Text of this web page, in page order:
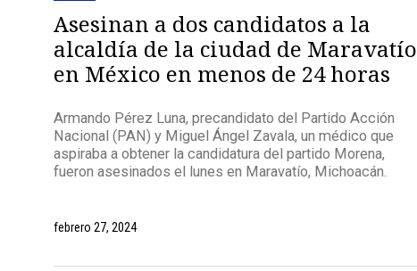
Asesinan a dos candidatos a la
alcaldía de la ciudad de Maravatío
en México en menos de 24 horas
Armando Pérez Luna, precandidato del Partido Acción
Nacional (PAN) y Miguel Ángel Zavala, un médico que
aspiraba a obtener la candidatura del partido Morena,
fueron asesinados el lunes en Maravatío, Michoacán.
febrero 27, 2024